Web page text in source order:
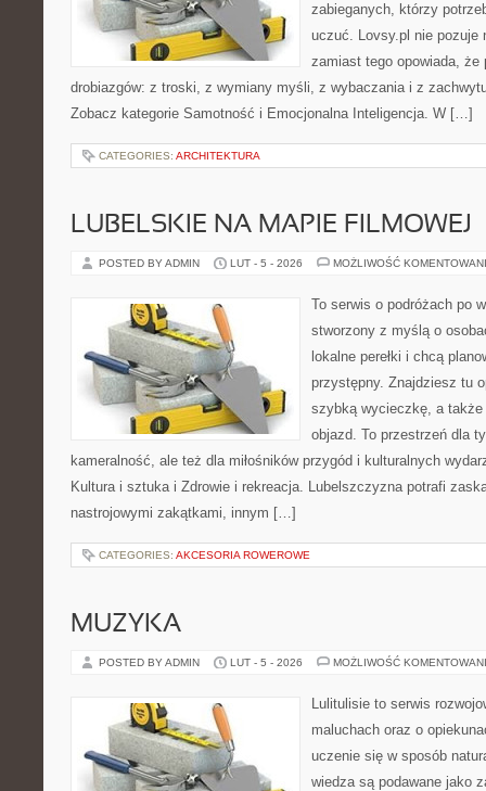
zabieganych, którzy
uczuć. Lovsy.pl nie pozuje
zamiast tego opowiada,
drobiazgów: z troski, z wymiany myśli, z wybaczania i z
Zobacz kategorie Samotność i Emocjonalna Inteligencja. W […]
CATEGORIES: ARCHITEKTURA
LUBELSKIE NA MAPIE FILMOWEJ
POSTED BY ADMIN LUT - 5 - 2026 MOŻLIWOŚĆ
To serwis o podróżach po
stworzony z myślą o
lokalne perełki i chcą
przystępny. Znajdziesz tu
szybką wycieczkę, a także
objazd. To przestrzeń dla
kameralność, ale też dla miłośników przygód i kulturalnych
Kultura i sztuka i Zdrowie i rekreacja. Lubelszczyzna potrafi
nastrojowymi zakątkami, innym […]
CATEGORIES: AKCESORIA ROWEROWE
MUZYKA
POSTED BY ADMIN LUT - 5 - 2026 MOŻLIWOŚĆ
Lulitulisie to serwis
maluchach oraz o
uczenie się w sposób
wiedza są podawane jako